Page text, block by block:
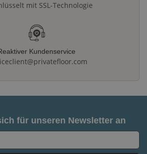
mit SSL-Technologie
Kundenservice
für unseren Newsletter an